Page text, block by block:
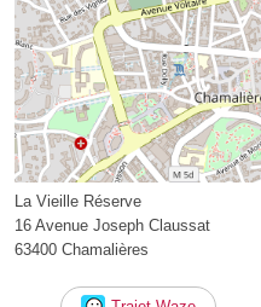
La Vieille Réserve
16 Avenue Joseph Claussat
63400 Chamalières